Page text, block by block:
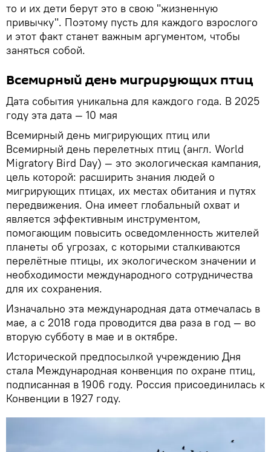
то и их дети берут это в свою "жизненную
привычку". Поэтому пусть для каждого взрослого
и этот факт станет важным аргументом, чтобы
заняться собой.
Всемирный день мигрирующих птиц
Дата события уникальна для каждого года. В 2025
году эта дата — 10 мая
Всемирный день мигрирующих птиц или
Всемирный день перелетных птиц (англ. World
Migratory Bird Day) — это экологическая кампания,
цель которой: расширить знания людей о
мигрирующих птицах, их местах обитания и путях
передвижения. Она имеет глобальный охват и
является эффективным инструментом,
помогающим повысить осведомленность жителей
планеты об угрозах, с которыми сталкиваются
перелётные птицы, их экологическом значении и
необходимости международного сотрудничества
для их сохранения.
Изначально эта международная дата отмечалась в
мае, а с 2018 года проводится два раза в год — во
вторую субботу в мае и в октябре.
Исторической предпосылкой учреждению Дня
стала Международная конвенция по охране птиц,
подписанная в 1906 году. Россия присоединилась к
Конвенции в 1927 году.